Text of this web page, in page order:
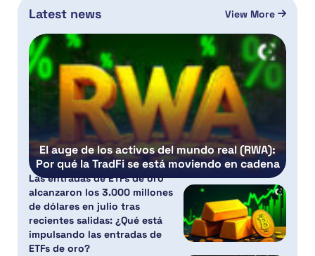
Latest news View More
El auge de los activos del mundo real (RWA):
Por qué la TradFi se está moviendo en cadena
Las entradas de ETFs de oro
alcanzaron los 3.000 millones
de dólares en julio tras
recientes salidas: ¿Qué está
impulsando las entradas de
ETFs de oro?